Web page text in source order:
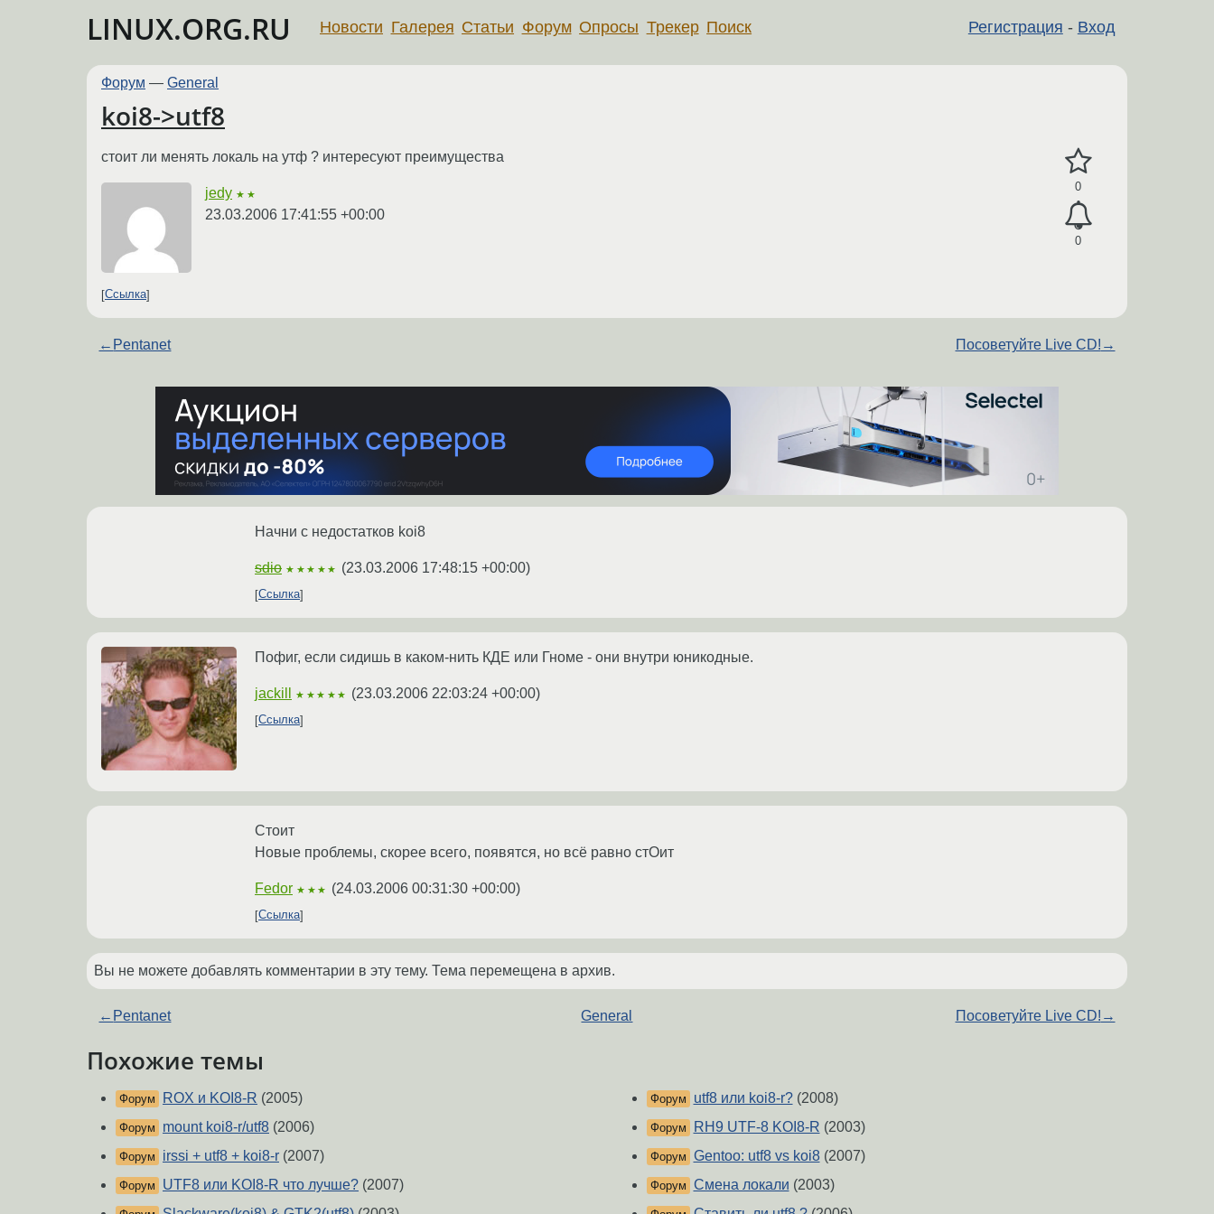
LINUX.ORG.RU Регистрация - Вход
Новости Галерея Статьи Форум Опросы Трекер Поиск
Форум — General
koi8->utf8
0
0
стоит ли менять локаль на утф ? интересуют преимущества
jedy ★★
23.03.2006 17:41:55 +00:00
Ссылка
← Pentanet Посоветуйте Live CD! →
Начни с недостатков koi8
sdio ★★★★★ (23.03.2006 17:48:15 +00:00)
Ссылка
Пофиг, если сидишь в каком-нить КДЕ или Гноме - они внутри юникодные.
jackill ★★★★★ (23.03.2006 22:03:24 +00:00)
Ссылка
Стоит
Новые проблемы, скорее всего, появятся, но всё равно стОит
Fedor ★★★ (24.03.2006 00:31:30 +00:00)
Ссылка
Вы не можете добавлять комментарии в эту тему. Тема перемещена в архив.
← Pentanet General Посоветуйте Live CD! →
Похожие темы
Форум ROX и KOI8-R (2005)
Форум mount koi8-r/utf8 (2006)
Форум irssi + utf8 + koi8-r (2007)
Форум UTF8 или KOI8-R что лучше? (2007)
Форум utf8 или koi8-r?(2008)
Форум RH9 UTF-8 KOI8-R (2003)
Форум Gentoo: utf8 vs koi8(2007)
Форум Смена локали (2003)